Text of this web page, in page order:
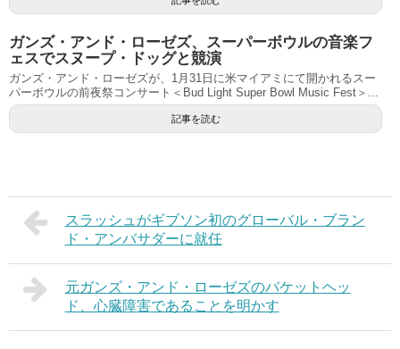
ガンズ・アンド・ローゼズ、スーパーボウルの音楽フ
ェスでスヌープ・ドッグと競演
ガンズ・アンド・ローゼズが、1月31日に米マイアミにて開かれるスー
パーボウルの前夜祭コンサート＜Bud Light Super Bowl Music Fest＞...
記事を読む
スラッシュがギブソン初のグローバル・ブラン
ド・アンバサダーに就任
元ガンズ・アンド・ローゼズのバケットヘッ
ド、心臓障害であることを明かす